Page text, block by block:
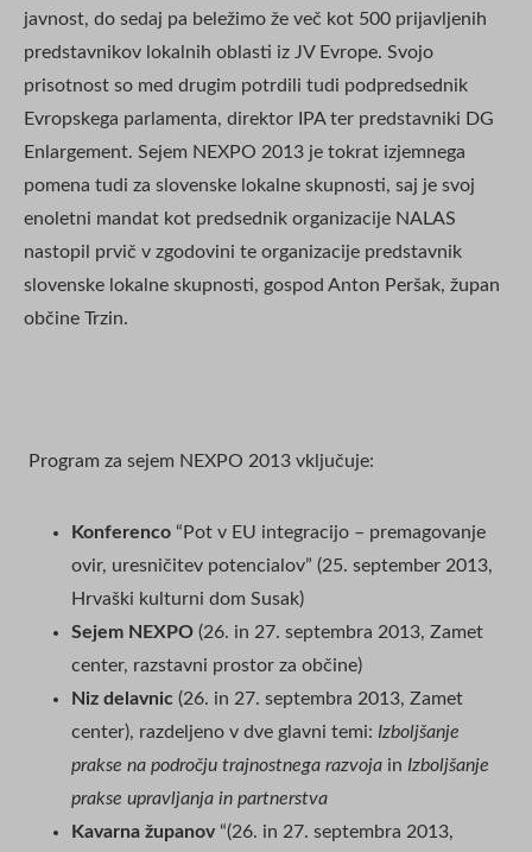
javnost, do sedaj pa beležimo že več kot 500 prijavljenih
predstavnikov lokalnih oblasti iz JV Evrope. Svojo
prisotnost so med drugim potrdili tudi podpredsednik
Evropskega parlamenta, direktor IPA ter predstavniki DG
Enlargement. Sejem NEXPO 2013 je tokrat izjemnega
pomena tudi za slovenske lokalne skupnosti, saj je svoj
enoletni mandat kot predsednik organizacije NALAS
nastopil prvič v zgodovini te organizacije predstavnik
slovenske lokalne skupnosti, gospod Anton Peršak, župan
občine Trzin.
Program za sejem NEXPO 2013 vključuje:
Konferenco “Pot v EU integracijo – premagovanje
ovir, uresničitev potencialov” (25. september 2013,
Hrvaški kulturni dom Susak)
Sejem NEXPO (26. in 27. septembra 2013, Zamet
center, razstavni prostor za občine)
Niz delavnic (26. in 27. septembra 2013, Zamet
center), razdeljeno v dve glavni temi: Izboljšanje
prakse na področju trajnostnega razvoja in Izboljšanje
prakse upravljanja in partnerstva
Kavarna županov“(26. in 27. septembra 2013,